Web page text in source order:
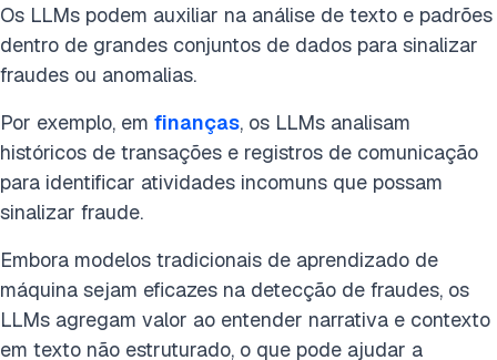
Os LLMs podem auxiliar na análise de texto e padrões
dentro de grandes conjuntos de dados para sinalizar
fraudes ou anomalias.
Por exemplo, em finanças, os LLMs analisam
históricos de transações e registros de comunicação
para identificar atividades incomuns que possam
sinalizar fraude.
Embora modelos tradicionais de aprendizado de
máquina sejam eficazes na detecção de fraudes, os
LLMs agregam valor ao entender narrativa e contexto
em texto não estruturado, o que pode ajudar a